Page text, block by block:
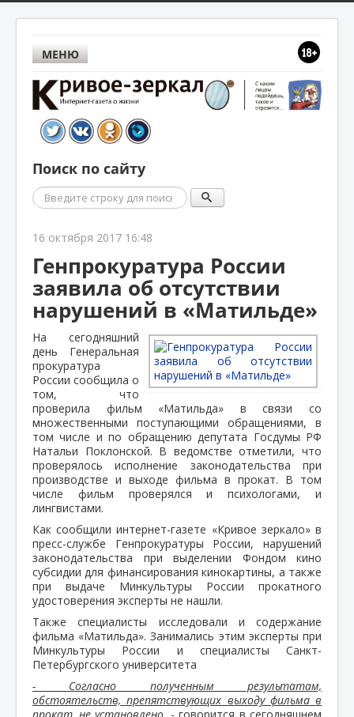
МЕНЮ
Поиск по сайту
Поиск
16 октября 2017 16:48
Генпрокуратура России
заявила об отсутствии
нарушений в «Матильде»
На сегодняшний
день Генеральная
прокуратура
России сообщила о
том, что
проверила фильм «Матильда» в связи со
множественными поступающими обращениями, в
том числе и по обращению депутата Госдумы РФ
Натальи Поклонской. В ведомстве отметили, что
проверялось исполнение законодательства при
производстве и выходе фильма в прокат. В том
числе фильм проверялся и психологами, и
лингвистами.
Как сообщили интернет-газете «Кривое зеркало» в
пресс-службе Генпрокуратуры России, нарушений
законодательства при выделении Фондом кино
субсидии для финансирования кинокартины, а также
при выдаче Минкультуры России прокатного
удостоверения эксперты не нашли.
Также специалисты исследовали и содержание
фильма «Матильда». Занимались этим эксперты при
Минкультуры России и специалисты Санкт-
Петербургского университета
- Согласно полученным результатам,
обстоятельств, препятствующих выходу фильма в
прокат, не установлено, - говорится в сегодняшнем